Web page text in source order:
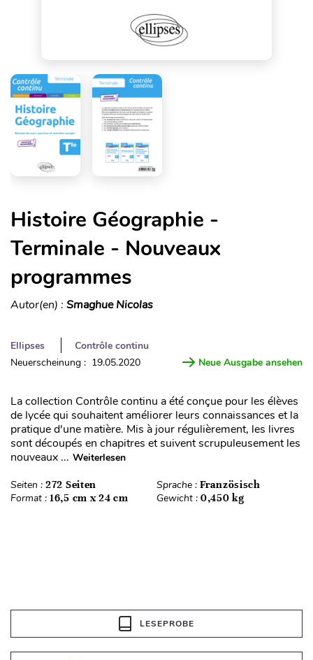
Histoire Géographie -
Terminale - Nouveaux
programmes
Autor(en) : Smaghue Nicolas
Ellipses
Contrôle continu
Neuerscheinung : 19.05.2020
Neue Ausgabe ansehen
La collection Contrôle continu a été conçue pour les élèves
de lycée qui souhaitent améliorer leurs connaissances et la
pratique d'une matière. Mis à jour régulièrement, les livres
sont découpés en chapitres et suivent scrupuleusement les
nouveaux ... Weiterlesen
Seiten : 272 Seiten Sprache : Französisch
Format : 16,5 cm x 24 cm Gewicht : 0,450 kg
LESEPROBE